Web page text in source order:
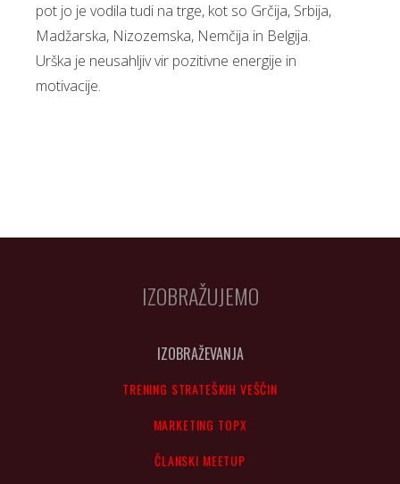
pot jo je vodila tudi na trge, kot so Grčija, Srbija,
Madžarska, Nizozemska, Nemčija in Belgija.
Urška je neusahljiv vir pozitivne energije in
motivacije.
IZOBRAŽUJEMO
IZOBRAŽEVANJA
TRENING STRATEŠKIH VEŠČIN
MARKETING TOPX
ČLANSKI MEETUP